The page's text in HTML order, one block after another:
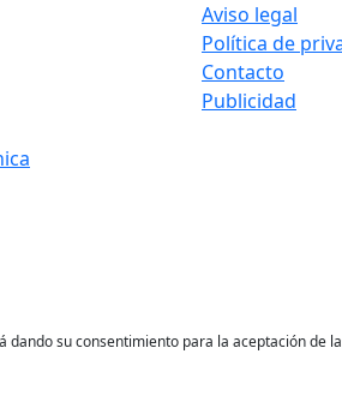
Aviso legal
Política de
Contacto
Publicidad
su consentimiento para la aceptación de